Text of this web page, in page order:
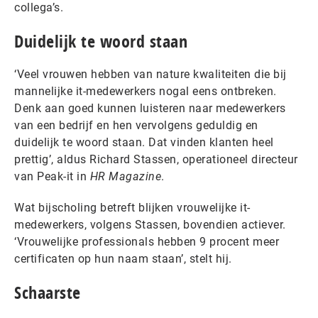
collega’s.
Duidelijk te woord staan
‘Veel vrouwen hebben van nature kwaliteiten die bij
mannelijke it-medewerkers nogal eens ontbreken.
Denk aan goed kunnen luisteren naar medewerkers
van een bedrijf en hen vervolgens geduldig en
duidelijk te woord staan. Dat vinden klanten heel
prettig’, aldus Richard Stassen, operationeel directeur
van Peak-it in HR Magazine.
Wat bijscholing betreft blijken vrouwelijke it-
medewerkers, volgens Stassen, bovendien actiever.
‘Vrouwelijke professionals hebben 9 procent meer
certificaten op hun naam staan’, stelt hij.
Schaarste